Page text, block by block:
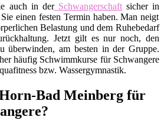
auch in derSchwangerschaftsicher in
einen festen Termin haben. Man neigt
Belastung und dem Ruhebedarf
Jetzt gilt es nur noch, den
überwinden, am besten in der Gruppe.
häufig Schwimmkurse für Schwangere
bzw. Wassergymnastik.
Bad Meinberg für